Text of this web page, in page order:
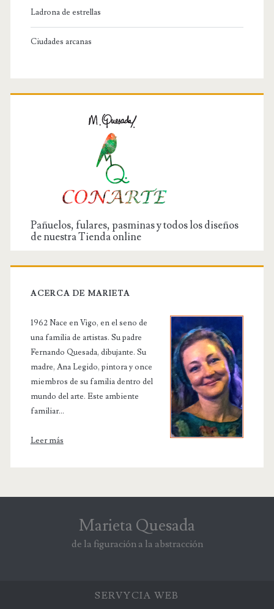
Ladrona de estrellas
Ciudades arcanas
Pañuelos, fulares, pasminas y todos los diseños
de nuestra Tienda online
ACERCA DE MARIETA
1962 Nace en Vigo, en el seno de
una familia de artistas. Su padre
Fernando Quesada, dibujante. Su
madre, Ana Legido, pintora y once
miembros de su familia dentro del
mundo del arte. Este ambiente
familiar...
Leer más
Marieta Quesada
de la figuración a la abstracción
SERVYCIA WEB